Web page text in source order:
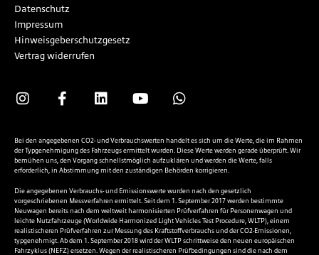
Datenschutz
Impressum
Hinweisgeberschutzgesetz
Vertrag widerrufen
Bei den angegebenen CO2- und Verbrauchswerten handelt es sich um die Werte, die im Rahmen
der Typgenehmigung des Fahrzeugs ermittelt wurden. Diese Werte werden gerade überprüft. Wir
bemühen uns, den Vorgang schnellstmöglich aufzuklären und werden die Werte, falls
erforderlich, in Abstimmung mit den zuständigen Behörden korrigieren.
Die angegebenen Verbrauchs- und Emissionswerte wurden nach den gesetzlich
vorgeschriebenen Messverfahren ermittelt. Seit dem 1. September 2017 werden bestimmte
Neuwagen bereits nach dem weltweit harmonisierten Prüfverfahren für Personenwagen und
leichte Nutzfahrzeuge (Worldwide Harmonized Light Vehicles Test Procedure, WLTP), einem
realistischeren Prüfverfahren zur Messung des Kraftstoffverbrauchs und der CO2-Emissionen,
typgenehmigt. Ab dem 1. September 2018 wird der WLTP schrittweise den neuen europäischen
Fahrzyklus (NEFZ) ersetzen. Wegen der realistischeren Prüfbedingungen sind die nach dem